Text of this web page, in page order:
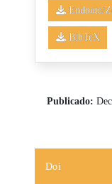
Endnote/
BibTeX
Publicado:
Doi